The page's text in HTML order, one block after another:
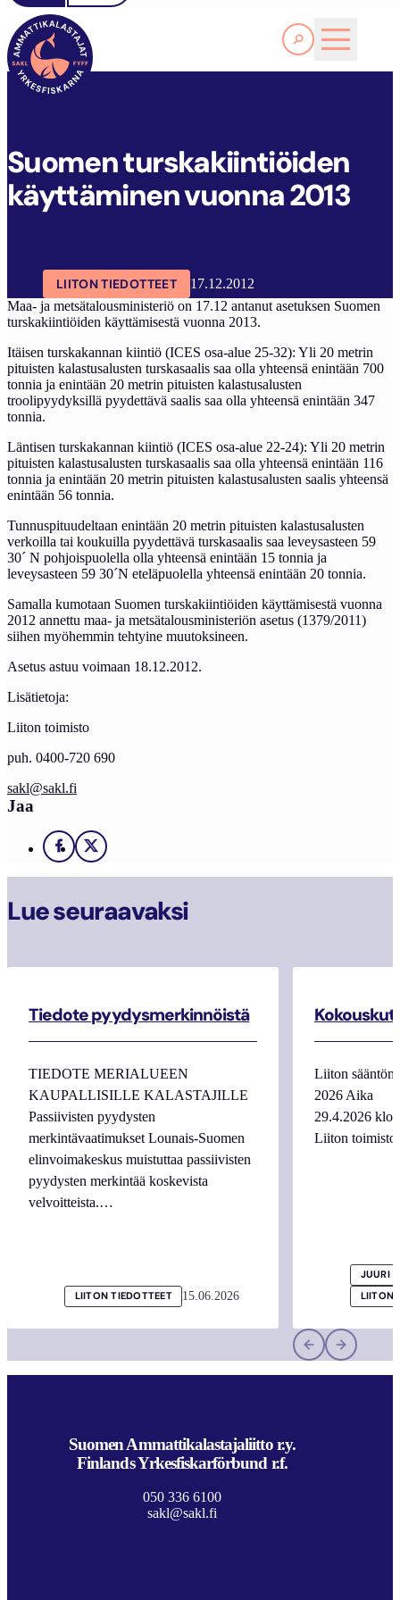
Lue lisää
SAKL
Suomen turskakiintiöiden
käyttäminen vuonna 2013
LIITON TIEDOTTEET
17.12.2012
Maa- ja metsätalousministeriö on 17.12 antanut asetuksen Suomen
turskakiintiöiden käyttämisestä vuonna 2013.
Itäisen turskakannan kiintiö (ICES osa-alue 25-32): Yli 20 metrin
pituisten kalastusalusten turskasaalis saa olla yhteensä enintään 700
tonnia ja enintään 20 metrin pituisten kalastusalusten
troolipyydyksillä pyydettävä saalis saa olla yhteensä enintään 347
tonnia.
Läntisen turskakannan kiintiö (ICES osa-alue 22-24): Yli 20 metrin
pituisten kalastusalusten turskasaalis saa olla yhteensä enintään 116
tonnia ja enintään 20 metrin pituisten kalastusalusten saalis yhteensä
enintään 56 tonnia.
Tunnuspituudeltaan enintään 20 metrin pituisten kalastusalusten
verkoilla tai koukuilla pyydettävä turskasaalis saa leveysasteen 59
30´ N pohjoispuolella olla yhteensä enintään 15 tonnia ja
leveysasteen 59 30´N eteläpuolella yhteensä enintään 20 tonnia.
Samalla kumotaan Suomen turskakiintiöiden käyttämisestä vuonna
2012 annettu maa- ja metsätalousministeriön asetus (1379/2011)
siihen myöhemmin tehtyine muutoksineen.
Asetus astuu voimaan 18.12.2012.
Lisätietoja:
Liiton toimisto
puh. 0400-720 690
sakl@sakl.fi
Jaa
Facebook
X
Lue seuraavaksi
Tiedote pyydysmerkinnöistä
TIEDOTE MERIALUEEN
KAUPALLISILLE KALASTAJILLE
Passiivisten pyydysten
merkintävaatimukset Lounais-Suomen
elinvoimakeskus muistuttaa passiivisten
pyydysten merkintää koskevista
velvoitteista.…
LIITON TIEDOTTEET 15.06.2026
Liiton
2026
29.4.2026
Liiton
JUURI
LIITON
Suomen Ammattikalastajaliitto r.y.
Finlands Yrkesfiskarförbund r.f.
050 336 6100
sakl@sakl.fi